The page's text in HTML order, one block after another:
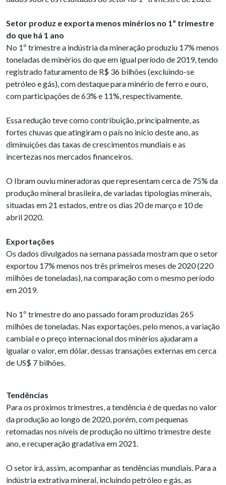
Setor produz e exporta menos minérios no 1º trimestre
do que há 1 ano
No 1º trimestre a indústria da mineração produziu 17% menos
toneladas de minérios do que em igual período de 2019, tendo
registrado faturamento de R$ 36 bilhões (excluindo-se
petróleo e gás), com destaque para minério de ferro e ouro,
com participações de 63% e 11%, respectivamente.
Essa redução teve como contribuição, principalmente, as
fortes chuvas que atingiram o país no início deste ano, as
diminuições das taxas de crescimentos mundiais e as
incertezas nos mercados financeiros.
O Ibram ouviu mineradoras que representam cerca de 75% da
produção mineral brasileira, de variadas tipologias minerais,
situadas em 21 estados, entre os dias 20 de março e 10 de
abril 2020.
Exportações
Os dados divulgados na semana passada mostram que o setor
exportou 17% menos nos três primeiros meses de 2020 (220
milhões de toneladas), na comparação com o mesmo período
em 2019.
No 1º trimestre do ano passado foram produzidas 265
milhões de toneladas. Nas exportações, pelo menos, a variação
cambial e o preço internacional dos minérios ajudaram a
igualar o valor, em dólar, dessas transações externas em cerca
de US$ 7 bilhões.
Tendências
Para os próximos trimestres, a tendência é de quedas no valor
da produção ao longo de 2020, porém, com pequenas
retomadas nos níveis de produção no último trimestre deste
ano, e recuperação gradativa em 2021.
O setor irá, assim, acompanhar as tendências mundiais. Para a
indústria extrativa mineral, incluindo petróleo e gás, as